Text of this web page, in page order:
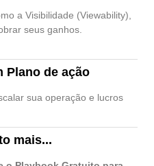
a Visibilidade (Viewability),
seus ganhos.
Plano de ação
sua operação e lucros
mais...